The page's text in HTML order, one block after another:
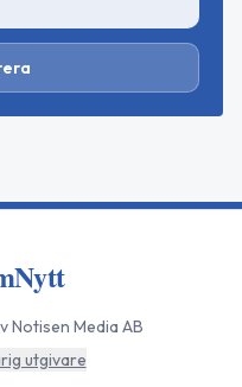
Notisen Media AB
utgivare